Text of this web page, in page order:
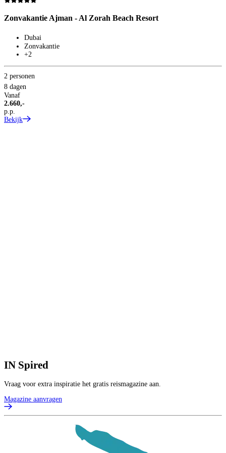
Zonvakantie Ajman - Al Zorah Beach Resort
Dubai
Zonvakantie
+2
2 personen
8 dagen
Vanaf
2.660,-
p.p.
Bekijk
IN Spired
Vraag voor extra inspiratie het gratis reismagazine aan.
Magazine aanvragen